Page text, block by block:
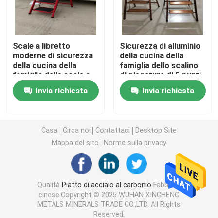
strato ondulato di gi
Flangia del tubo d'acciaio
Tubo senza cuciture galvanizzato
Filo di ferro di gi
rete metallica saldata
Scale a libretto
moderne di sicurezza
della cucina della
famiglia delle scale a
libretto di piegatura 4
Invia richiesta
Sicurezza di alluminio
della cucina della
famiglia dello scalino
di piegatura di 5 punti
cinque scale a libretto
Invia richiesta
Casa Circa noi Contattaci
Desktop Site
Mappa del sito
Norme sulla privacy
Qualità Piatto di acciaio al carbonio Fabbrica
cinese.Copyright © 2025 WUHAN XINCHENG
METALS MINERALS TRADE CO.,LTD. All Rights
Reserved.